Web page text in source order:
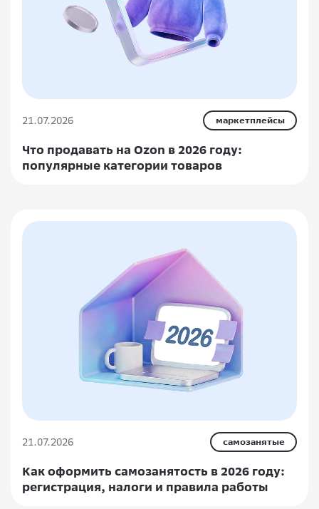
21.07.2026 маркетплейсы
Что продавать на Ozon в 2026 году:
популярные категории товаров
21.07.2026 самозанятые
Как оформить самозанятость в 2026 году:
регистрация, налоги и правила работы